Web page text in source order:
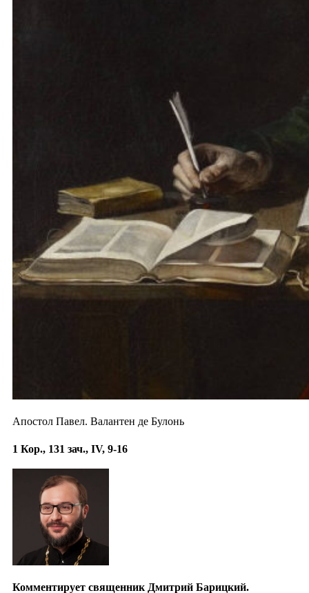
Апостол Павел. Валантен де Булонь
1 Кор., 131 зач., IV, 9-16
Комментирует священник Дмитрий Барицкий.